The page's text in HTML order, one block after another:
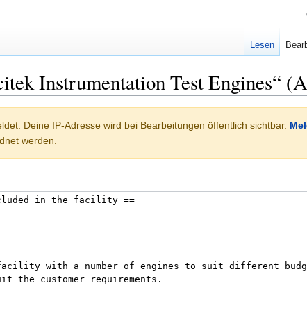
Instrumentation Test Engines“
Deine IP-Adresse wird bei Bearbeitungen öffentlich sichtbar.
werden.
Lesen